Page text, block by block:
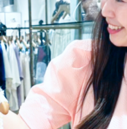
INTERVIEW
ENVIRONMENT
CAREER